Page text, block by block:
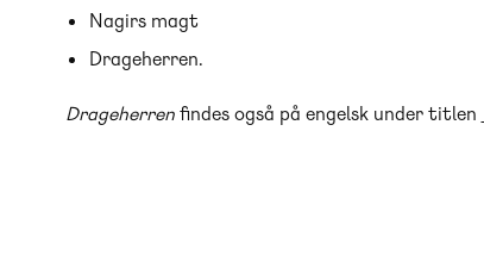
Nagirs magt
Drageherren.
Drageherrenfindes også på engelsk under titlen